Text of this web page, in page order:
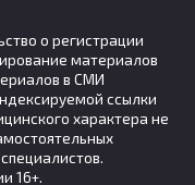
о регистрации
материалов
в СМИ
ссылки
характера не
16+.